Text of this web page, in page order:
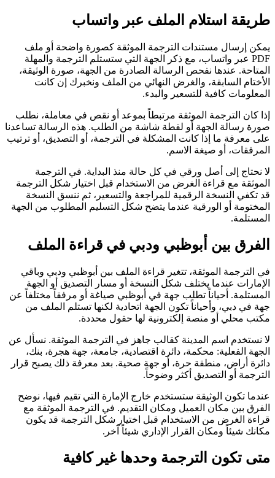
طريقة استلام الملف عبر واتساب
يمكن إرسال مستندات الترجمة الموثقة كصورة واضحة أو ملف
PDF عبر واتساب، مع ذكر الجهة التي ستستلم الترجمة والمهلة
المتاحة. عندها نفحص الرسالة الصادرة من الجهة، صورة الوثيقة،
الأختام السابقة، والغرض النهائي من الملف ونخبرك إن كانت
المعلومات كافية للتسعير والبدء.
إذا كان الترجمة الموثقة مرتبطاً بموعد أو نقص في معاملة، نطلب
صورة رسالة الجهة أو لقطة شاشة من الطلب. هذه الرسالة تساعدنا
على معرفة ما إذا كانت المشكلة في الترجمة، أو التصديق، أو ترتيب
المرفقات، أو صيغة الاسم.
لا نحتاج إلى أصل ورقي في كل حالة منذ البداية. في الترجمة
الموثقة مع قراءة الغرض من الاستخدام قبل اختيار شكل الترجمة
قد تكفي النسخة الرقمية للمراجعة والتسعير، ثم ننسق النسخة
المختومة أو الورقية عندما يتضح شكل التسليم المطلوب من الجهة
المستلمة.
الفرق بين أبوظبي ودبي في قراءة الملف
في الترجمة الموثقة، تتغير قراءة الملف بين أبوظبي ودبي وباقي
الإمارات عندما يختلف شكل النسخة أو مسار التصديق أو الجهة
المستلمة. أحياناً تطلب جهة في أبوظبي صياغة أو مرفقاً مختلفاً عن
جهة في دبي، وأحياناً تكون الجهة اتحادية لكنها تستلم الملف من
مكتب محلي أو منصة إلكترونية لها حقول محددة.
لا نستخدم اسم المدينة كقالب جاهز في الترجمة الموثقة. نسأل عن
الجهة الفعلية: محكمة، دائرة اقتصادية، جامعة، جهة هجرة، بنك،
دائرة أراض، منطقة حرة، أو جهة صحية. بعد معرفة ذلك يصبح قرار
الترجمة أو التصديق أكثر وضوحاً.
عندما تكون الوثيقة ستستخدم خارج الإمارة التي تقيم فيها، نوضح
الفرق بين مكان العميل ومكان التقديم. في الترجمة الموثقة مع
قراءة الغرض من الاستخدام قبل اختيار شكل الترجمة قد يكون
مكانك شيئاً ومكان القرار الإداري شيئاً آخر.
متى تكون الترجمة وحدها غير كافية